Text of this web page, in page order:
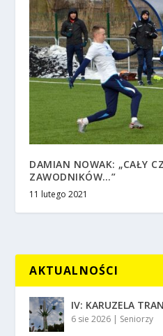
DAMIAN NOWAK: „CAŁY
ZAWODNIKÓW…”
11 lutego 2021
AKTUALNOŚCI
IV: KARUZELA
6 sie 2026 | Seniorzy